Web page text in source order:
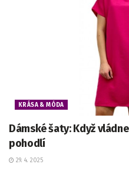
KRÁSA & MÓDA
Dámské šaty: Když
pohodlí
29. 4. 2025